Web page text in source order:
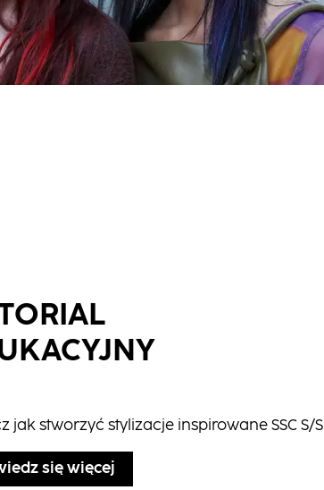
jak stworzyć stylizacje inspirowane SSC S/S
się więcej